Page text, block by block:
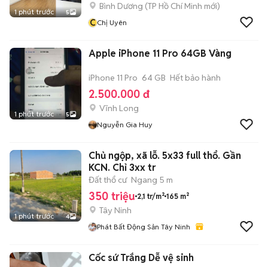
1 phút trước 5
Bình Dương (TP Hồ Chí Minh mới)
CChị Uyên
1 phút trước 5
Apple iPhone 11 Pro 64GB Vàng
iPhone 11 Pro 64 GB Hết bảo hành
2.500.000 đ
Vĩnh Long
Nguyễn Gia Huy
1 phút trước 4
Chủ ngộp, xã lỗ. 5x33 full thổ. Gần
KCN. Chỉ 3xx tr
Đất thổ cư Ngang 5 m
350 triệu 2,1 tr/m² 165 m²
Tây Ninh
Phát Bất Động Sản Tây Ninh
Cốc sứ Trắng Dễ vệ sinh